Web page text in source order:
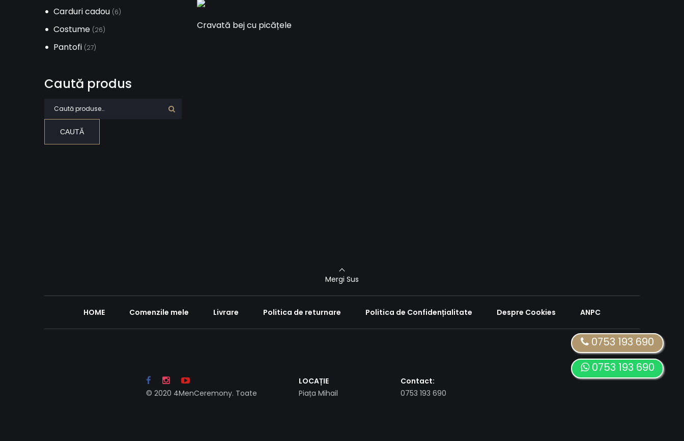
Cravată bej cu picățele
Carduri cadou (6)
Costume (26)
Pantofi (27)
Caută produs
Caută după:
CAUTĂ
Mergi Sus
HOME Comenzile mele Livrare Politica de returnare Politica de Confidențialitate Despre Cookies ANPC
0753 193 690
0753 193 690
© 2020 4MenCeremony. Toate
LOCAȚIE
Piața Mihail
Contact:
0753 193 690